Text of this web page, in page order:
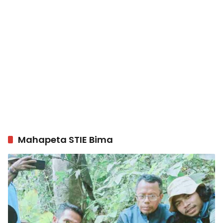
Mahapeta STIE Bima